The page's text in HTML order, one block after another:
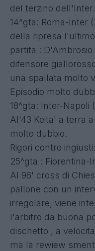
del terzino dell'Inter.
14^gta: Roma-Inter
della ripresa
partita :
difensore
una spallata molto
Episodio molto
18^gta: Inter-Napoli
Al'43 Keita' a terra
molto dubbio.
Rigori contro ingiusti:
25^gta : Fiorentina-
Al 96' cross di
pallone con un
irregolare, viene
l'arbitro da buona
dischetto , a
ma la rewiew